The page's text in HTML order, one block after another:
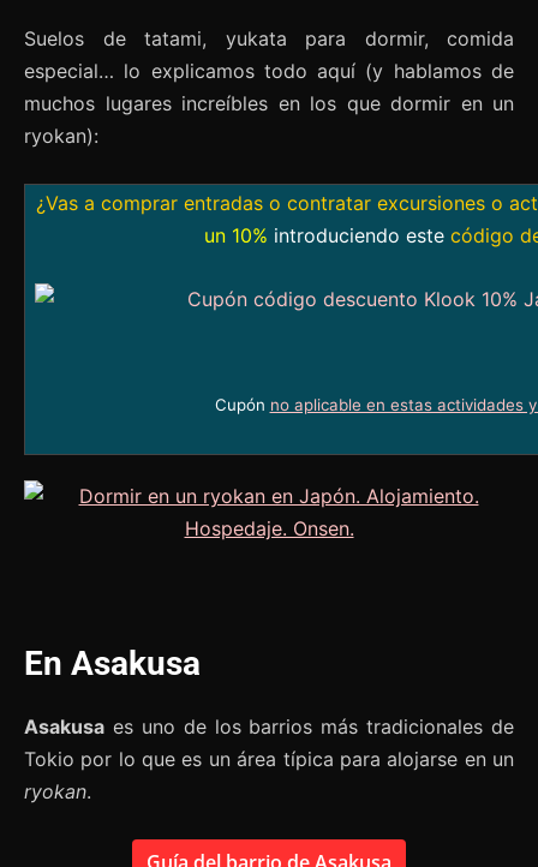
Suelos de tatami, yukata para dormir, comida
especial… lo explicamos todo aquí (y hablamos de
muchos lugares increíbles en los que dormir en un
ryokan):
¿Vas a comprar entradas o contratar excursiones o
un 10% introduciendo este código
Cupón no aplicable en estas actividades
En Asakusa
Asakusa es uno de los barrios más tradicionales de
Tokio por lo que es un área típica para alojarse en un
ryokan.